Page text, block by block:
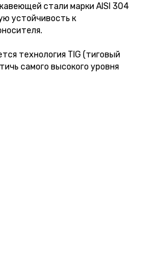
стали марки AISI 304
устойчивость к
технология TIG (тиговый
самого высокого уровня